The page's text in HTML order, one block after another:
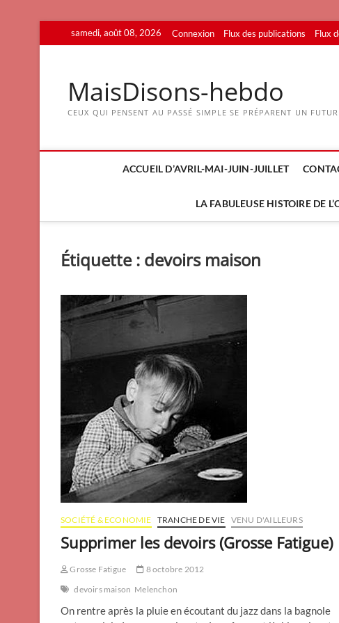
to
samedi, août 08, 2026 Connexion Flux des publications Flux
MaisDisons-hebdo
CEUX QUI PENSENT AU PASSÉ SIMPLE SE PRÉPARENT UN
ACCUEIL D’AVRIL-MAI-JUIN-JUILLET
LA FABULEUSE HISTOIRE DE
Étiquette : devoirs maison
SOCIÉTÉ & ECONOMIE TRANCHE DE VIE VENU D'AILLEURS
Supprimer les devoirs (Grosse Fatigue)
Grosse Fatigue
8 octobre 2012
devoirs maison Melenchon
On rentre après la pluie en écoutant du jazz dans la bagnole